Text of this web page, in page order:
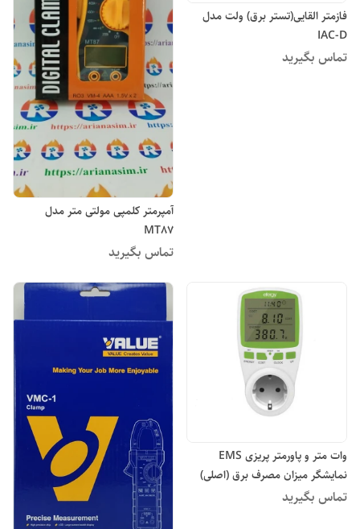
فازمتر القایی(تستر برق) ولت مدل
IAC-D
تماس بگیرید
آمپرمتر کلمپی مولتی متر مدل
MT87
تماس بگیرید
وات متر و پاورمتر پریزی EMS
نمایشگر میزان مصرف برق (اصلی)
تماس بگیرید